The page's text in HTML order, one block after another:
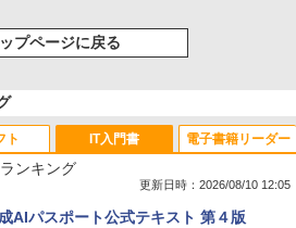
ップページに戻る
2026 MacBook Neo A18 Proチッ
ト
ギフトカード - 800 Robux 【限
IT入門書
ンキング
更新日時：2026/08/10 12:05
AIパスポート公式テキスト 第４版
電子書籍リーダー